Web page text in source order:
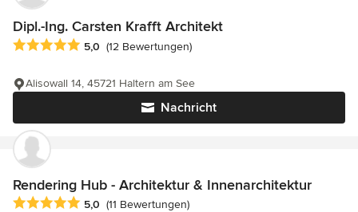
Dipl.-Ing. Carsten Krafft Architekt
Durchschnittliche Bewertung: 5 von 5 Sternen
5,0 (12 Bewertungen)
Nachricht
Alisowall 14, 45721 Haltern am See
Rendering Hub - Architektur & Innenarchitektur
Durchschnittliche Bewertung: 5 von 5 Sternen
5,0 (11 Bewertungen)